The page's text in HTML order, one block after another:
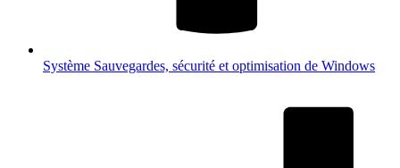
Système Sauvegardes, sécurité et optimisation de Windows